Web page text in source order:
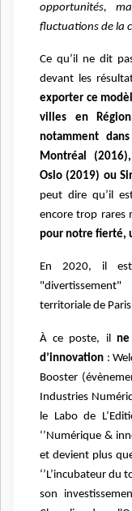
opportunités,
fluctuations de la
Ce qu’il ne dit
devant les
exporter ce
villes en
notamment
Montréal
Oslo (2019) ou
peut dire qu’il
encore trop rares
pour notre fierté,
En 2020, il
territoriale de
À ce poste, il
d’innovation :
Booster
Industries
le Labo de
‘’Numérique &
et devient plus
‘’L’incubateur du
son